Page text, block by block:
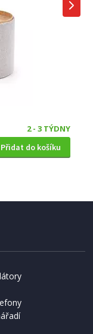
2 - 3 TÝDNY
Přidat do košíku
černá